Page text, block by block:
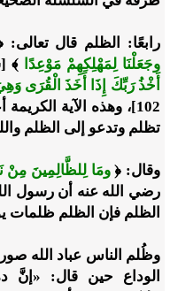
رابعًا: الظلم قال تعالى:
وجَعَلْنَا لِمَهْلِكِهِمْ مَوْعِدًا ﴾
أَخْذُ رَبِّكَ إِذَا أَخَذَ الْقُرَى
102] ، وهذه الآية
تظلم وتدعو إلى الظلم
وقال: ﴿ومَا لِلظَّالِمِينَ مِنْ
رضي الله عنه أن رسول
الظلم فإن الظلم ظلمات
وظُلم الناس عباد الله
الوداع حين قال: «إنَّ